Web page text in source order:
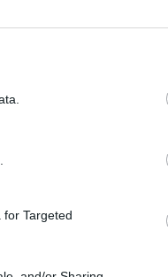
Targeted